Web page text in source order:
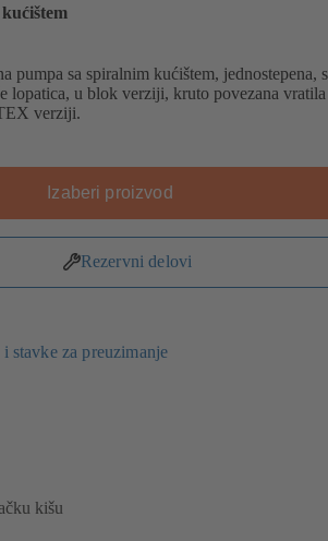
pumpa sa spiralnim kućištem, jednostepena, s
lopatica, u blok verziji, kruto povezana
verziji.
Izaberi proizvod
Rezervni delovi
stavke za preuzimanje
kišu